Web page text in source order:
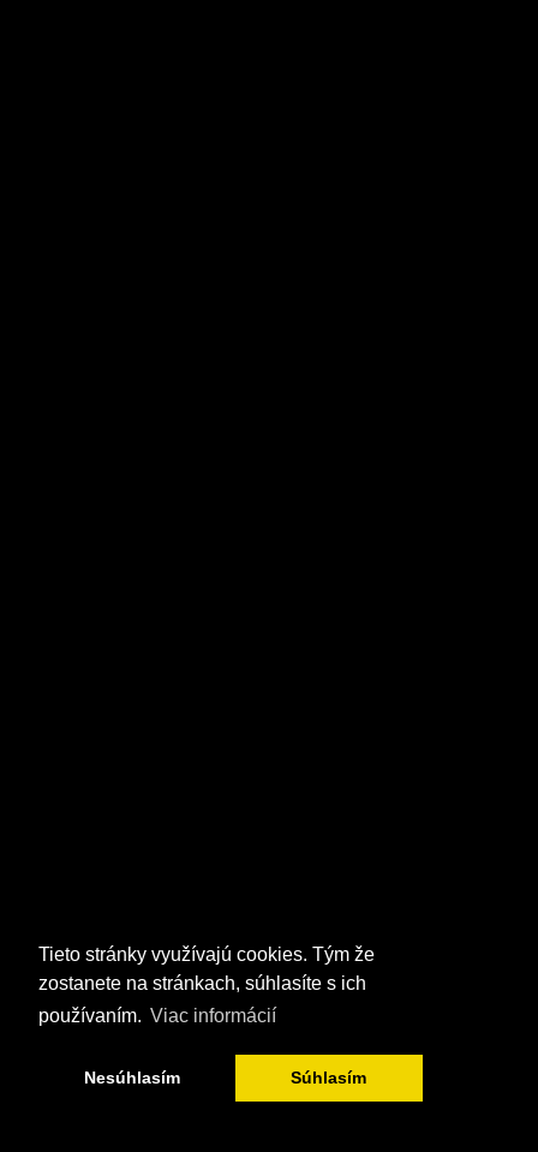
Tieto stránky využívajú cookies. Tým že
zostanete na stránkach, súhlasíte s ich
používaním. Viac informácií
Nesúhlasím Súhlasím